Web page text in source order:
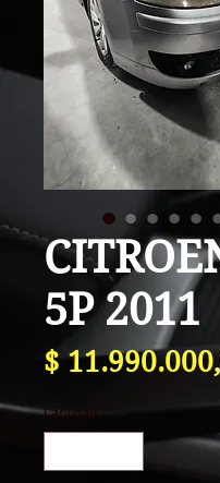
5P 2011
$
Cantidad *